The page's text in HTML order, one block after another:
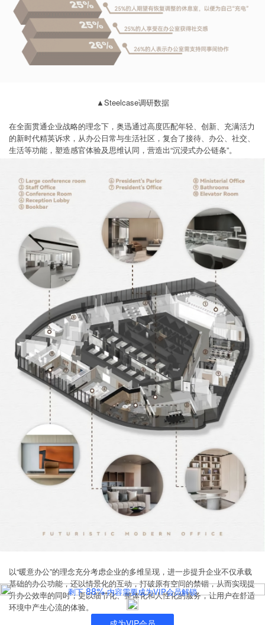
▲Steelcase调研数据
在全面贯通企业战略的理念下，奥迅通过高度匹配年轻、创新、充满活力
的新时代精英诉求，从办公日常与生活社区，复合了接待、办公、社交、
生活等功能，塑造感官体验及思维认同，营造出“沉浸式办公链条”。
以“暖意办公”的理念充分考虑企业的多维呈现，进一步提升企业不仅承载
基础的办公功能，还以情景化的互动，打破原有空间的禁锢，从而实现提
升办公效率的同时，更以细节化、整体化和人性化的服务，让用户在舒适
环境中产生心流的体验。
剩下88%内容需要成为VIP会员解锁